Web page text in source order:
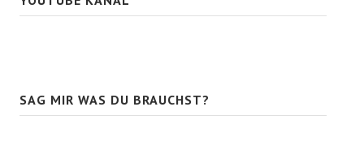
SAG MIR WAS DU BRAUCHST?